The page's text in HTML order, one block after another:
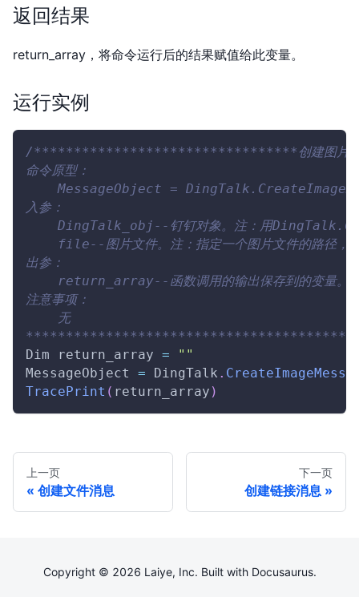
返回结果
return_array，将命令运行后的结果赋值给此变量。
运行实例
/*********************************创建图
命令原型：
MessageObject =
入参：
DingTalk_obj--钉钉对象。注：用
file--图片文件。注：指定一个图片文件的路径
出参：
    return_array--函数调用的输出保存到的变量。
注意事项：
    无
Dim return_array =
""
MessageObject
= DingTalk .
TracePrint ( return_array )
上一页
创建文件消息
下一页
创建链接消息
Copyright © 2026 Laiye, Inc. Built with Docusaurus.